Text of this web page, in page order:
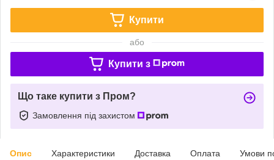
Купити
або
Купити з
Що таке купити з Пром?
Замовлення під захистом
Опис Характеристики Доставка Оплата Умови